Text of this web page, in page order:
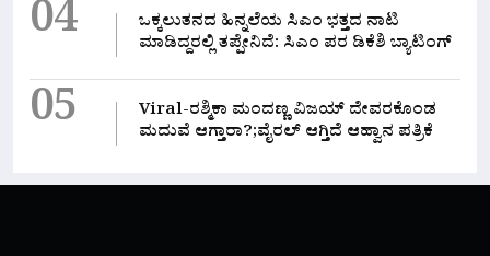
04
ಒಕ್ಕಲುತನದ ಹಿನ್ನಲೆಯ ಸಿಎಂ ಭತ್ತದ ನಾಟಿ
ಮಾಡಿದ್ದರಲ್ಲಿ‌ ತಪ್ಪೇನಿದೆ: ಸಿಎಂ ಪರ ಡಿಕೆಶಿ ಬ್ಯಾಟಿಂಗ್
05
Viral-ರಶ್ಮಿಕಾ ಮಂದಣ್ಣ ವಿಜಯ್ ದೇವರಕೊಂಡ
ಮದುವೆ ಆಗ್ತಾರಾ?;ವೈರಲ್ ಆಗ್ತಿದೆ ಆಹ್ವಾನ ಪತ್ರಿಕೆ